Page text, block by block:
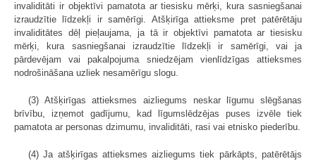
invaliditāti ir objektīvi pamatota ar tiesisku mērķi, kura sasniegšanai
izraudzītie līdzekļi ir samērīgi. Atšķirīga attieksme pret patērētāju
invaliditātes dēļ pieļaujama, ja tā ir objektīvi pamatota ar tiesisku
mērķi, kura sasniegšanai izraudzītie līdzekļi ir samērīgi, vai ja
pārdevējam vai pakalpojuma sniedzējam vienlīdzīgas attieksmes
nodrošināšana uzliek nesamērīgu slogu.
(3) Atšķirīgas attieksmes aizliegums neskar līgumu slēgšanas
brīvību, izņemot gadījumu, kad līgumslēdzējas puses izvēle tiek
pamatota ar personas dzimumu, invaliditāti, rasi vai etnisko piederību.
(4) Ja atšķirīgas attieksmes aizliegums tiek pārkāpts, patērētājs